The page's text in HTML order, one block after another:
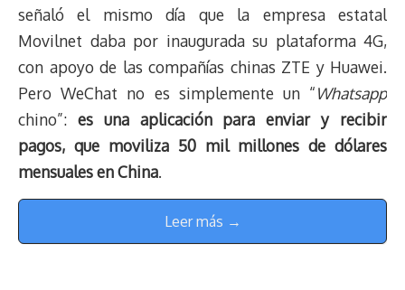
señaló el mismo día que la empresa estatal
Movilnet daba por inaugurada su plataforma 4G,
con apoyo de las compañías chinas ZTE y Huawei.
Pero WeChat no es simplemente un “Whatsapp
chino”: es una aplicación para enviar y recibir
pagos, que moviliza 50 mil millones de dólares
mensuales en China.
Leer más →